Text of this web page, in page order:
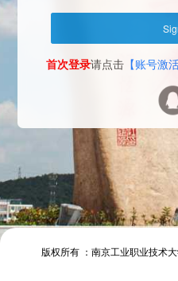
首次登录请点击 【账号激活
The camera will be turned on soon.
微信
首次登录请点击【账号激
版权所有 ：南京工业职业技